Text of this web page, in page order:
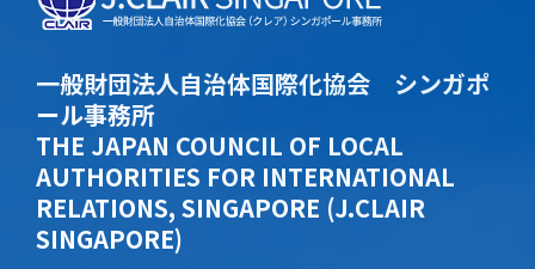
一般財団法人自治体国際化協会 シンガポ
ール事務所
THE JAPAN COUNCIL OF LOCAL
AUTHORITIES FOR INTERNATIONAL
RELATIONS, SINGAPORE (J.CLAIR
SINGAPORE)